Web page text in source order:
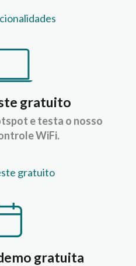
gratuito
e testa o nosso
WiFi.
gratuito
gratuita